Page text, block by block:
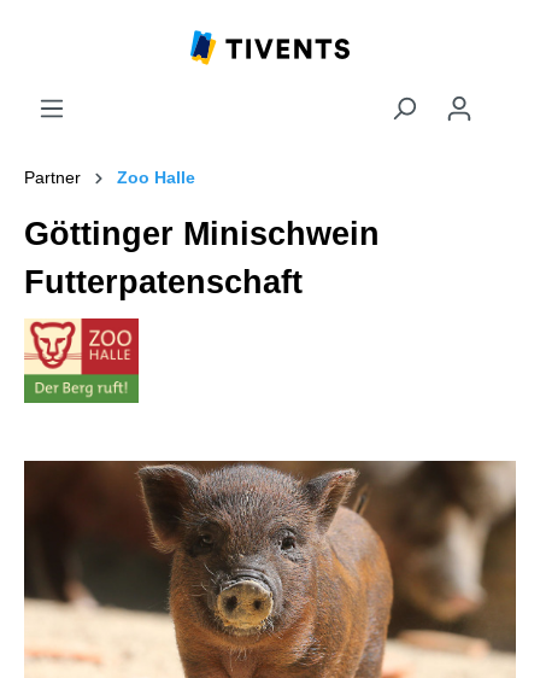
Partner Zoo Halle
Göttinger Minischwein
Futterpatenschaft